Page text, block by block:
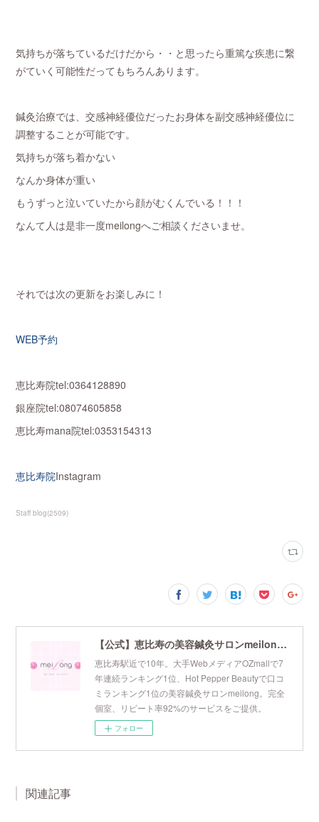
気持ちが落ちているだけだから・・と思ったら重篤な疾患に繋
がていく可能性だってもちろんあります。
鍼灸治療では、交感神経優位だったお身体を副交感神経優位に
調整することが可能です。
気持ちが落ち着かない
なんか身体が重い
もうずっと泣いていたから顔がむくんでいる！！！
なんて人は是非一度meilongへご相談くださいませ。
それでは次の更新をお楽しみに！
WEB予約
恵比寿院tel:0364128890
銀座院tel:08074605858
恵比寿mana院tel:0353154313
恵比寿院Instagram
Staff blog(2509)
【公式】恵比寿の美容鍼灸サロンmeilong｜ツボを押さえた針・お灸の治療で美容と健康を叶えます
恵比寿駅近で10年。大手WebメディアOZmallで7
年連続ランキング1位、Hot Pepper Beautyで口コ
ミランキング1位の美容鍼灸サロンmeilong。完全
個室、リピート率92%のサービスをご提供。
フォロー
関連記事